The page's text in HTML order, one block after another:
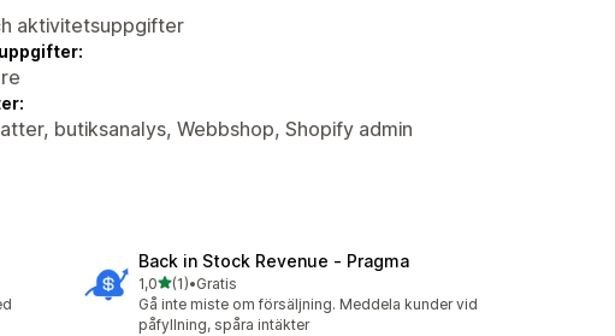
aktivitetsuppgifter
butiksanalys, Webbshop, Shopify admin
Back in Stock Revenue ‑ Pragma
1,0av 5 stjärnor
(1)
1 recensioner totalt
•Gratis
Gå inte miste om försäljning. Meddela kunder vid
påfyllning, spåra intäkter